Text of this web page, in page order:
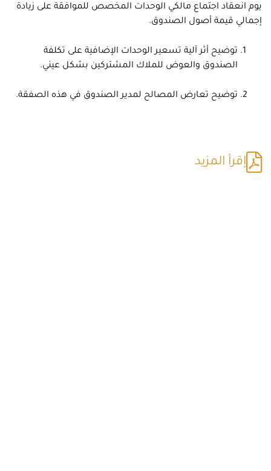
يوم انعقاد اجتماع مالكي الوحدات المخصص للموافقة على زيادة
إجمالي قيمة أصول الصندوق.
توضيح أثر آلية تسعير الوحدات الإضافية على تكلفة
الصندوق والعوض للملاك المشتركين بشكل عيني.
توضيح تعارض المصالح لمدير الصندوق في هذه الصفقة.
إقرأ المزيد